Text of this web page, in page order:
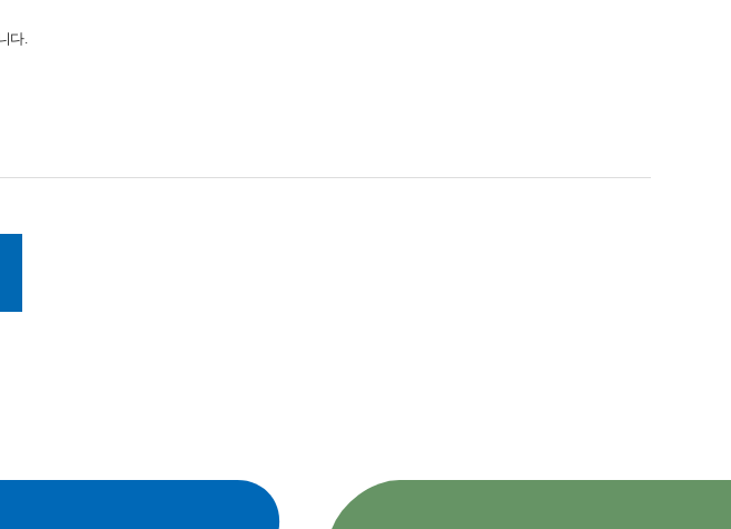
다.